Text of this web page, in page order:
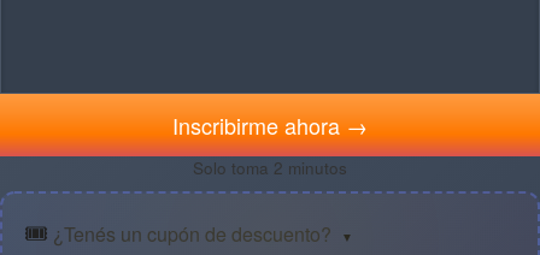
Inscribirme ahora →
Solo toma 2 minutos
🎟️ ¿Tenés un cupón de descuento? ▼